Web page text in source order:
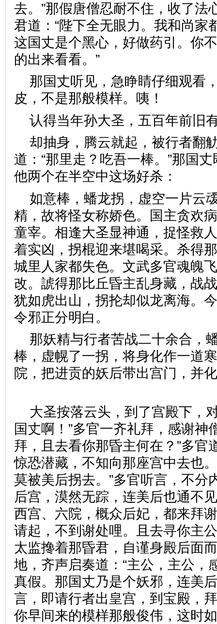
去。”那假唐僧忍耐不住，收了法
君道：“陛下全无眼力。我和尚家
这国丈是个黑心，好做药引。你
的出来看看。”
那国丈听见，急睁睛仔细观看
皮，不是那般模样。咦！
认得当年孙大圣，五百年
却抽身，腾云就起，被行者翻
道：“那里走？吃吾一棒。”那国
他两个在半空中这场好杀：
如意棒，蟠龙拐，虚空一片云
精，故将怪女称娇色。国主贪欢
童宰。相逢大圣显神通，捉怪救
着实凶，拐棍迎来堪喝采。杀得
城里人家都失色。文武多官魂魄
改。諕得那比丘昏主乱身藏，战
犹如虎出山，拐抡却似龙离海。
令邪正分明白。
那妖精与行者苦战二十余合，
棒，虚幌了一拐，将身化作一道
院，把进贡的妖后带出宫门，并
大圣按落云头，到了宫殿下，
国丈啊！”多官一齐礼拜，感谢神
拜，且去看你那昏主何在？”多官
惊恐潜藏，不知向那座宫中去也
莫被美后拐去。”多官听言，不分
后宫，漠然无踪，连美后也通不
西宫、六院，概众后妃，都来拜
请起，不到谢处哩。且去寻你主
太监搀着那昏君，自谨身殿后面
地，齐声启奏道：“主公，主公，
真假。那国丈乃是个妖邪，连美
言，即请行者出皇宫，到宝殿，
你早间来的模样那般俊伟，这时